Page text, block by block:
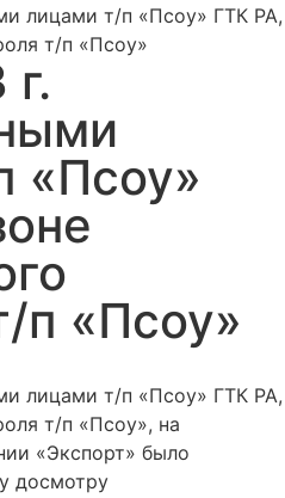
лицами т/п «Псоу» ГТК РА,
т/п «Псоу»
«Псоу»
п «Псоу»
лицами т/п «Псоу» ГТК РА,
т/п «Псоу», на
«Экспорт» было
досмотру